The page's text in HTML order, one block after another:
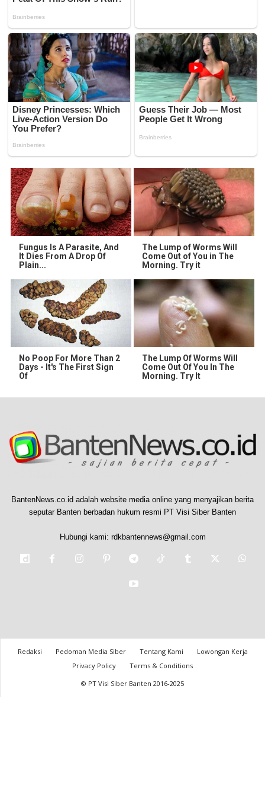
Fungus Is A Parasite, And
It Dies From A Drop Of
Plain...
The Lump of Worms Will
Come Out of You in The
Morning. Try it
No Poop For More Than 2
Days - It's The First Sign
Of
The Lump Of Worms Will
Come Out Of You In The
Morning. Try It
BantenNews.co.id adalah website media online yang menyajikan berita
seputar Banten berbadan hukum resmi PT Visi Siber Banten
Hubungi kami: rdkbantennews@gmail.com
Redaksi Pedoman Media Siber Tentang Kami
Lowongan Kerja
Privacy Policy
Terms & Conditions
© PT Visi Siber Banten 2016-2025